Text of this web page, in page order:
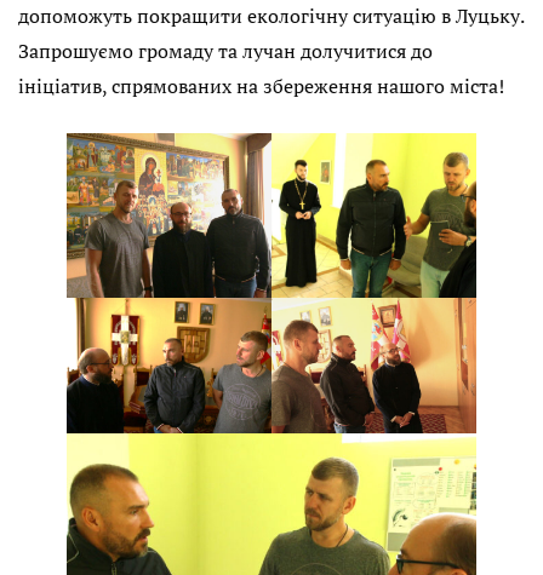
допоможуть покращити екологічну ситуацію в Луцьку.
Запрошуємо громаду та лучан долучитися до
ініціатив, спрямованих на збереження нашого міста!